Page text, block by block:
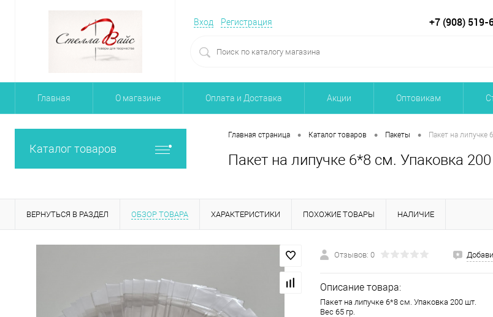
Вход Регистрация +7 (908) 519-
Главная О магазине Оплата и Доставка Акции Оптовикам
Каталог товаров
Главная страница • Каталог товаров • Пакеты • Пакет на липучке
Пакет на липучке 6*8 см. Упаковка
ВЕРНУТЬСЯ В РАЗДЕЛ ОБЗОР ТОВАРА ХАРАКТЕРИСТИКИ ПОХОЖИЕ ТОВАРЫ НАЛИЧИЕ
Отзывов: 0
Описание товара:
Пакет на липучке 6*8 см. Упаковка 200 шт.
Вес 65 гр.